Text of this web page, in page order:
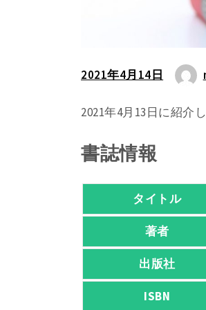
2021年4月14日
2021年4月13日に紹介
書誌情報
タイトル
著者
出版社
ISBN